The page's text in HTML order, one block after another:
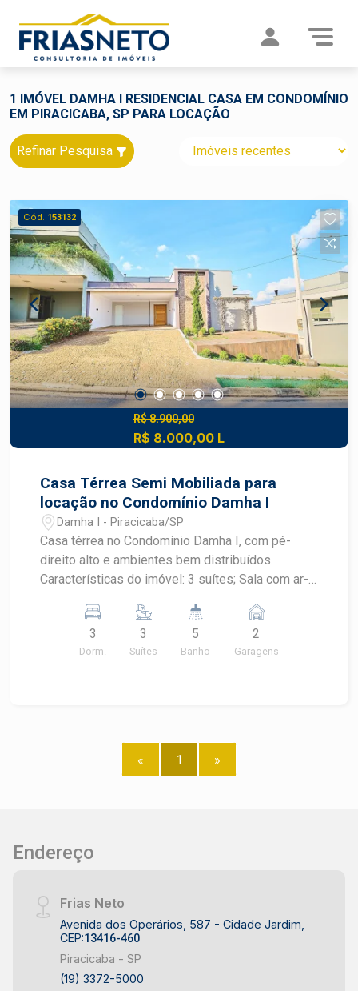
1 IMÓVEL DAMHA I RESIDENCIAL CASA EM CONDOMÍNIO
EM PIRACICABA, SP PARA LOCAÇÃO
Refinar Pesquisa
Cód. 153132
R$ 8.900,00
R$ 8.000,00 L
Casa Térrea Semi Mobiliada para
locação no Condomínio Damha I
Damha I - Piracicaba/SP
Casa térrea no Condomínio Damha I, com pé-
direito alto e ambientes bem distribuídos.
Características do imóvel: 3 suítes; Sala com ar-
integrada; Piscina. Sauna O condomínio oferece
segurança 24 horas e infraestrutura de lazer com
quadras esportivas, academia, salão de festas e
3
Dorm.
3
Suítes
5
Banho
2
Garagens
« 1 »
Endereço
Frias Neto
Avenida dos Operários, 587 - Cidade Jardim,
CEP:13416-460
Piracicaba - SP
(19) 3372-5000